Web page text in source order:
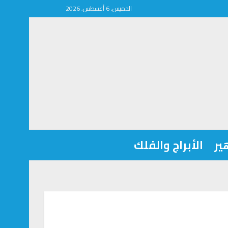
الخميس, 6 أغسطس, 2026
الأبراج والفلك